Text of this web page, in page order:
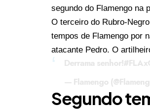
segundo do Flamengo na
O terceiro do Rubro-
tempos de Flamengo por
atacante Pedro. O
Derrama senhor!
— Flamengo
Segundo